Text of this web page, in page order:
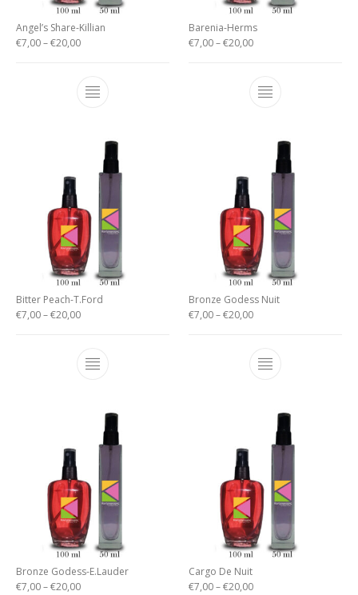
Angel’s Share-Killian
€7,00–€20,00
Barenia-Herms
€7,00–€20,00
Bitter Peach-T.Ford
€7,00–€20,00
Bronze Godess Nuit
€7,00–€20,00
Bronze Godess-E.Lauder
€7,00–€20,00
Cargo De Nuit
€7,00–€20,00